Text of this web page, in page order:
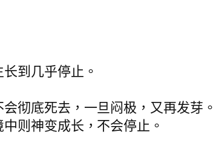
到几乎停止。
彻底死去，一旦闷极，又再发芽。
则神变成长，不会停止。